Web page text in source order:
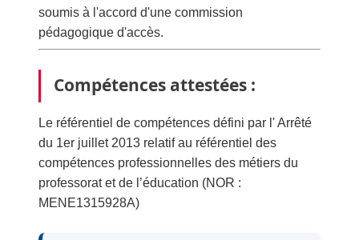
soumis à l'accord d'une commission
pédagogique d'accès.
Compétences attestées :
Le référentiel de compétences défini par l' Arrêté
du 1er juillet 2013 relatif au référentiel des
compétences professionnelles des métiers du
professorat et de l’éducation (NOR :
MENE1315928A)